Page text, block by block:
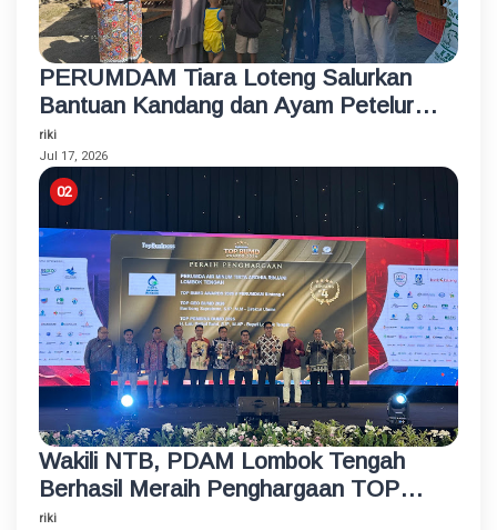
PERUMDAM Tiara Loteng Salurkan
Bantuan Kandang dan Ayam Petelur
Rumahan untuk Santri Korban
Kebakaran
riki
Jul 17, 2026
Wakili NTB, PDAM Lombok Tengah
Berhasil Meraih Penghargaan TOP
BUMD Bintang 4 Tahun 2026
riki